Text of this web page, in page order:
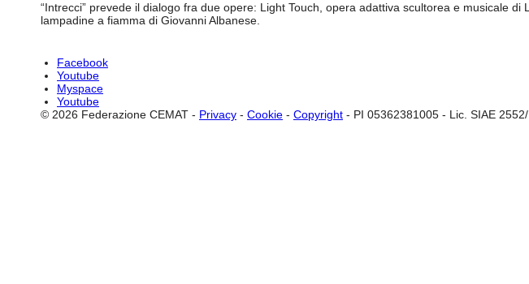
“Intrecci” prevede il dialogo fra due opere: Light Touch, opera adattiva scultorea e musicale
lampadine a fiamma di Giovanni Albanese.
Facebook
Youtube
Myspace
Youtube
© 2026 Federazione CEMAT - Privacy - Cookie - Copyright - PI 05362381005 - Lic. SIAE